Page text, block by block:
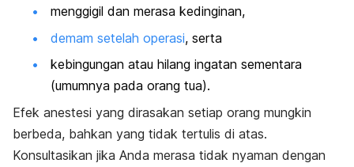
menggigil dan merasa kedinginan,
demam setelah operasi, serta
kebingungan atau hilang ingatan sementara
(umumnya pada orang tua).
Efek anestesi yang dirasakan setiap orang mungkin
berbeda, bahkan yang tidak tertulis di atas.
Konsultasikan jika Anda merasa tidak nyaman dengan